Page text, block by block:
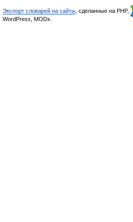
Экспорт словарей на сайты , сделанные на PHP,
WordPress, MODx.